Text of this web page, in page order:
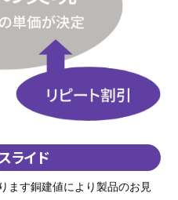
ライド
ます銅建値により製品のお見